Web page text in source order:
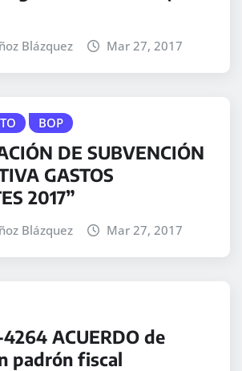
Blázquez Mar 27, 2017
BOP
DE SUBVENCIÓN
GASTOS
2017”
Blázquez Mar 27, 2017
ACUERDO de
padrón fiscal